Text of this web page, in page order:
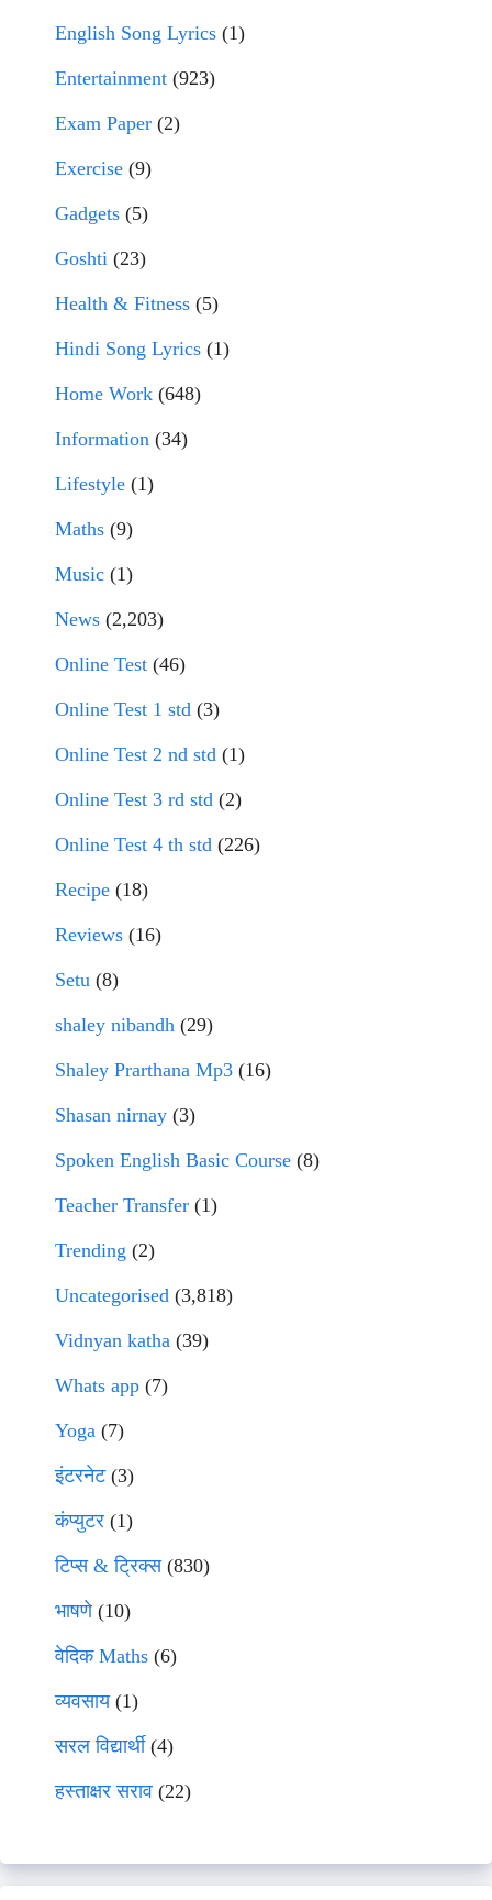
English Song Lyrics (1)
Entertainment (923)
Exam Paper (2)
Exercise (9)
Gadgets (5)
Goshti (23)
Health & Fitness (5)
Hindi Song Lyrics (1)
Home Work (648)
Information (34)
Lifestyle (1)
Maths (9)
Music (1)
News (2,203)
Online Test (46)
Online Test 1 std (3)
Online Test 2 nd std (1)
Online Test 3 rd std (2)
Online Test 4 th std (226)
Recipe (18)
Reviews (16)
Setu (8)
shaley nibandh (29)
Shaley Prarthana Mp3 (16)
Shasan nirnay (3)
Spoken English Basic Course (8)
Teacher Transfer (1)
Trending (2)
Uncategorised (3,818)
Vidnyan katha (39)
Whats app (7)
Yoga (7)
इंटरनेट(3)
कंप्युटर (1)
टिप्स & ट्रिक्स(830)
भाषणे(10)
वेदिक Maths (6)
व्यवसाय(1)
सरल विद्यार्थी(4)
हस्ताक्षर सराव (22)